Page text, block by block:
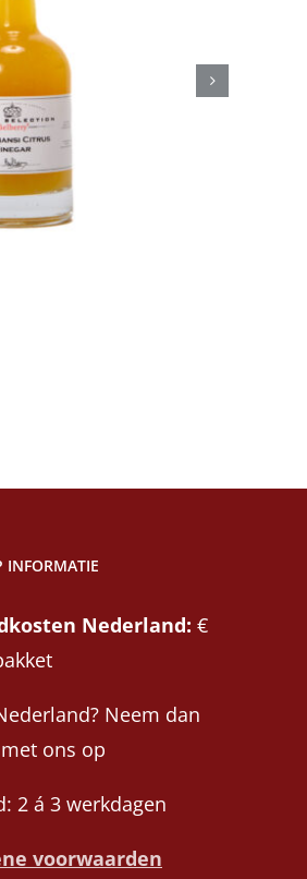
Camaroon
azijn
Fine food
€8,50
INFORMATIE
Nederland: €
Neem dan
ons op
2 á 3 werkdagen
voorwaarden